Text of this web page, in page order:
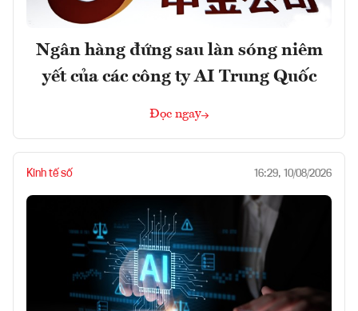
Ngân hàng đứng sau làn sóng niêm
yết của các công ty AI Trung Quốc
Đọc ngay
Kinh tế số 16:29, 10/08/2026